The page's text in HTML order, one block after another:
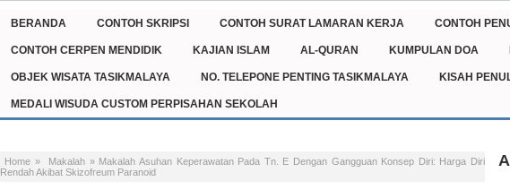
BERANDA CONTOH SKRIPSI CONTOH SURAT LAMARAN KERJA CONTOH
CONTOH CERPEN MENDIDIK KAJIAN ISLAM AL-QURAN KUMPULAN DOA
OBJEK WISATA TASIKMALAYA NO. TELEPONE PENTING TASIKMALAYA KISAH
MEDALI WISUDA CUSTOM PERPISAHAN SEKOLAH
Home » Makalah » Makalah Asuhan Keperawatan Pada Tn. E Dengan Gangguan Konsep Diri: Harga Diri
Rendah Akibat Skizofreum Paranoid